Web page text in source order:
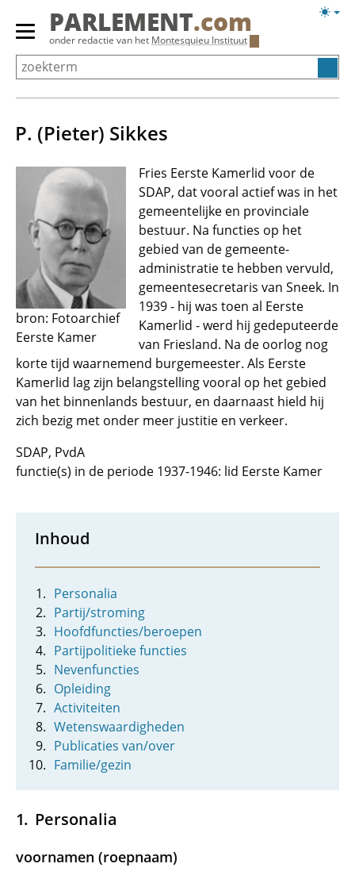
Overslaan
Primair
menu
tonen/verbergen
PARLEMENT.com
onder redactie van het Montesquieu Instituut
P. (Pieter) Sikkes
bron: Fotoarchief
Eerste Kamer
Fries Eerste Kamerlid voor de
SDAP, dat vooral actief was in het
gemeentelijke en provinciale
bestuur. Na functies op het
gebied van de gemeente-
administratie te hebben vervuld,
gemeentesecretaris van Sneek. In
1939 - hij was toen al Eerste
Kamerlid - werd hij gedeputeerde
van Friesland. Na de oorlog nog
korte tijd waarnemend burgemeester. Als Eerste
Kamerlid lag zijn belangstelling vooral op het gebied
van het binnenlands bestuur, en daarnaast hield hij
zich bezig met onder meer justitie en verkeer.
SDAP, PvdA
functie(s) in de periode 1937-1946: lid Eerste Kamer
Inhoud
Personalia
Partij/stroming
Hoofdfuncties/beroepen
Partijpolitieke functies
Nevenfuncties
Opleiding
Activiteiten
Wetenswaardigheden
Publicaties van/over
Familie/gezin
Personalia
voornamen (roepnaam)